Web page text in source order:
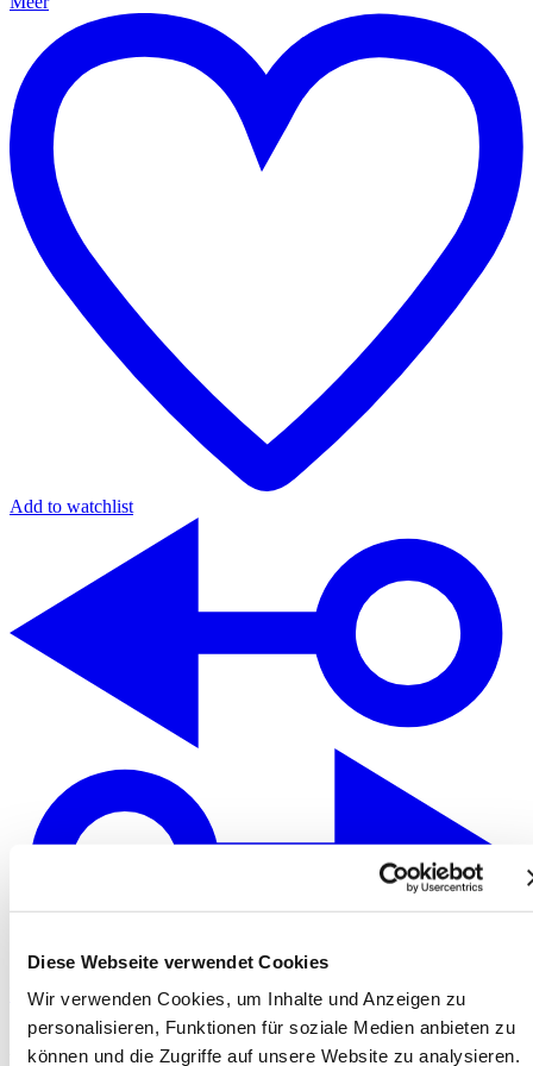
Diese Webseite verwendet Cookies
Wir verwenden Cookies, um Inhalte und Anzeigen zu
personalisieren, Funktionen für soziale Medien anbieten zu
können und die Zugriffe auf unsere Website zu analysieren.
Add to watchlist
Vergelijken